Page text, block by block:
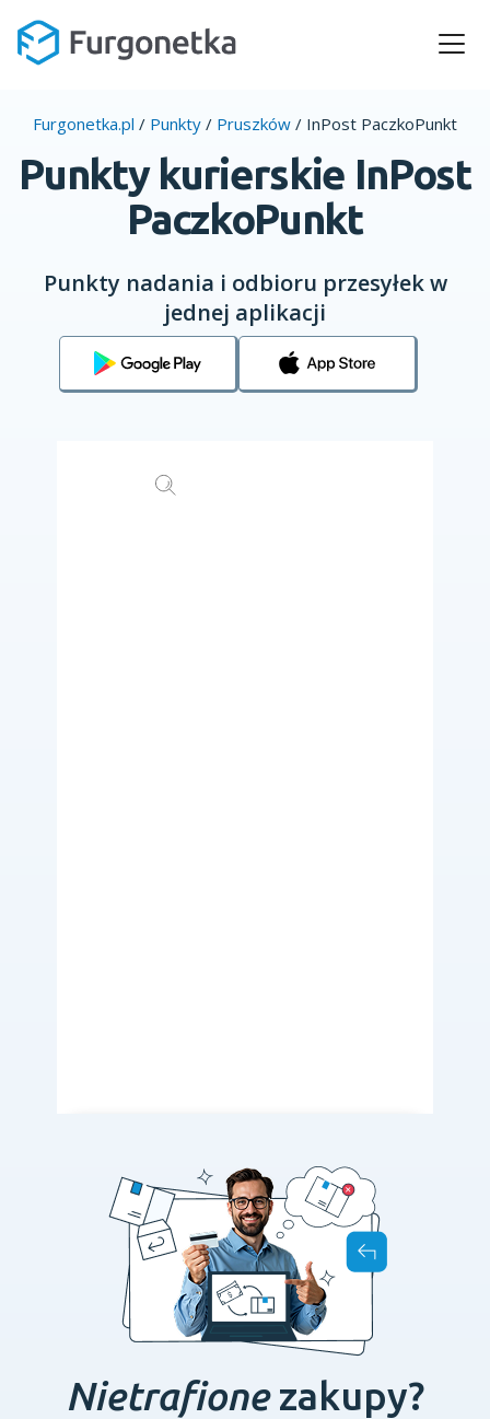
Furgonetka.pl / Punkty / Pruszków / InPost PaczkoPunkt
Punkty kurierskie InPost
PaczkoPunkt
Punkty nadania i odbioru przesyłek w
jednej aplikacji
Nietrafionezakupy?